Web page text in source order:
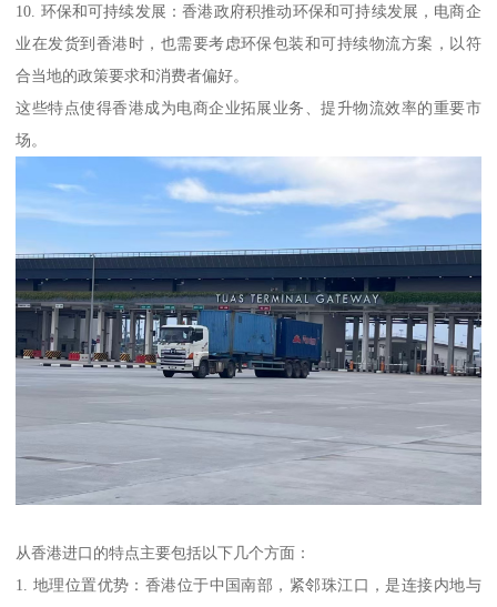
10. 环保和可持续发展：香港政府积推动环保和可持续发展，电商企
业在发货到香港时，也需要考虑环保包装和可持续物流方案，以符
合当地的政策要求和消费者偏好。
这些特点使得香港成为电商企业拓展业务、提升物流效率的重要市
场。
从香港进口的特点主要包括以下几个方面：
1. 地理位置优势：香港位于中国南部，紧邻珠江口，是连接内地与